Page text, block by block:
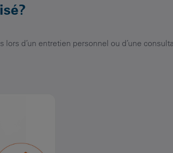
d’un entretien personnel ou d’une